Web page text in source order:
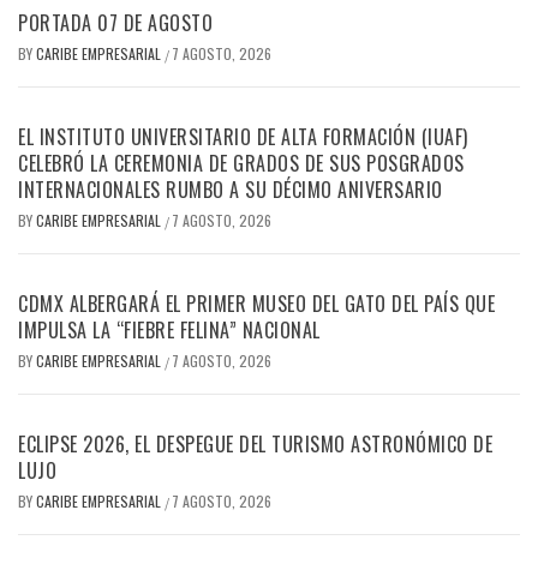
PORTADA 07 DE AGOSTO
BYCARIBE EMPRESARIAL / 7 AGOSTO, 2026
EL INSTITUTO UNIVERSITARIO DE ALTA FORMACIÓN (IUAF)
CELEBRÓ LA CEREMONIA DE GRADOS DE SUS POSGRADOS
INTERNACIONALES RUMBO A SU DÉCIMO ANIVERSARIO
BYCARIBE EMPRESARIAL / 7 AGOSTO, 2026
CDMX ALBERGARÁ EL PRIMER MUSEO DEL GATO DEL PAÍS QUE
IMPULSA LA “FIEBRE FELINA” NACIONAL
BYCARIBE EMPRESARIAL / 7 AGOSTO, 2026
ECLIPSE 2026, EL DESPEGUE DEL TURISMO ASTRONÓMICO DE
LUJO
BYCARIBE EMPRESARIAL / 7 AGOSTO, 2026